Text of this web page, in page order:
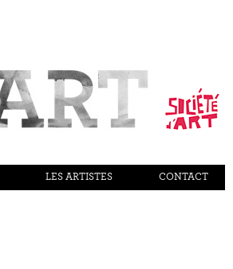
LES ARTISTES CONTACT